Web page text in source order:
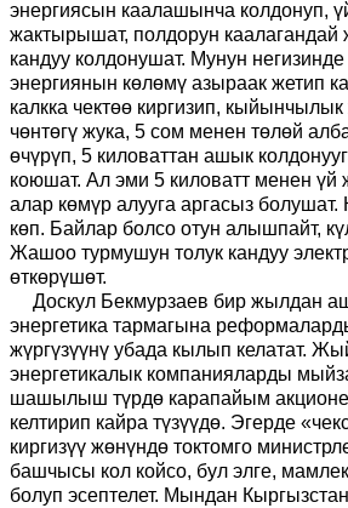
энергиясын каалашынча колдонуп,
жактырышат, полдорун
кандуу колдонушат. Мунун негизинде
энергиянын көлөмү азыраак жетип
калкка чектөө киргизип,
чөнтөгү жука, 5 сом менен төлөй
өчүрүп, 5 киловаттан ашык
коюшат. Ал эми 5 киловатт менен
алар көмүр алууга аргасыз болушат.
көп. Байлар болсо отун алышпайт,
Жашоо турмушун толук кандуу
өткөрүшөт.
Доскул Бекмурзаев бир жылдан
энергетика тармагына
жүргүзүүнү убада кылып келатат.
энергетикалык компанияларды
шашылыш түрдө карапайым
келтирип кайра түзүүдө. Эгерде
киргизүү жөнүндө токтомго
башчысы кол койсо, бул элге,
болуп эсептелет. Мындан